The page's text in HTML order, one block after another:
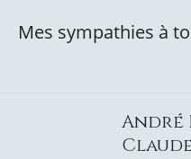
Mes sympathies à
André